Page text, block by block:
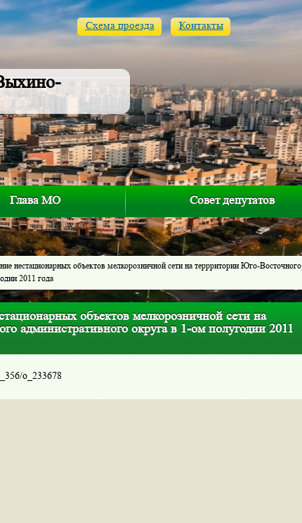
Схема проезда Контакты
Глава МО Совет депутатов
нестационарных объектов мелкорозничной сети на террритории Юго-Восточного
2011 года
объектов мелкорозничной сети на
административного округа в 1-ом полугодии 2011
o_233678